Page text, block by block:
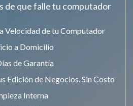
de que falle tu computador
Velocidad de tu Computador
a Domicilio
de Garantía
Edición de Negocios. Sin Costo
Interna